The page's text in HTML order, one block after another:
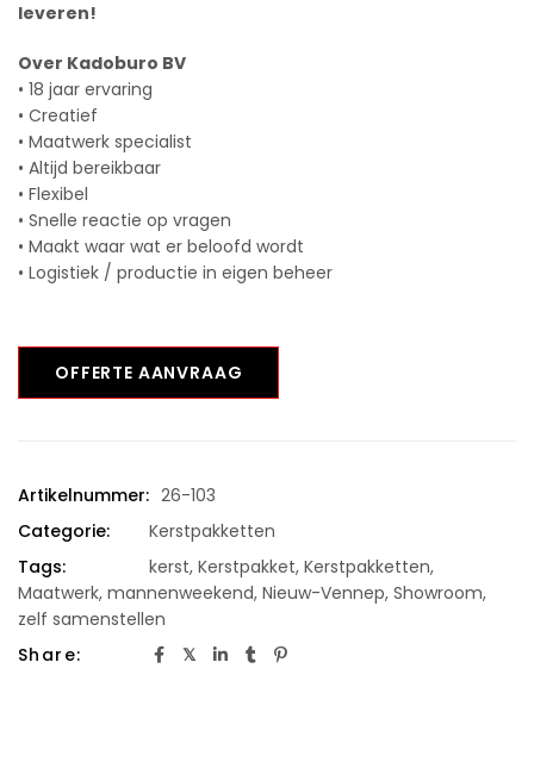
leveren!
Over Kadoburo BV
• 18 jaar ervaring
• Creatief
• Maatwerk specialist
• Altijd bereikbaar
• Flexibel
• Snelle reactie op vragen
• Maakt waar wat er beloofd wordt
• Logistiek / productie in eigen beheer
OFFERTE AANVRAAG
Artikelnummer: 26-103
Categorie:
Kerstpakketten
Tags:
kerst, Kerstpakket, Kerstpakketten,
Maatwerk, mannenweekend, Nieuw-Vennep, Showroom,
zelf samenstellen
Share: